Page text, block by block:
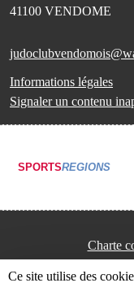
41100 VENDOME
Informations légales
Signaler un contenu
SPORTSREGIONS
Charte
Ce site utilise des